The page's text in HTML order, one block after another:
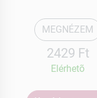
MEGNÉZEM
2429 Ft
Elérhetõ